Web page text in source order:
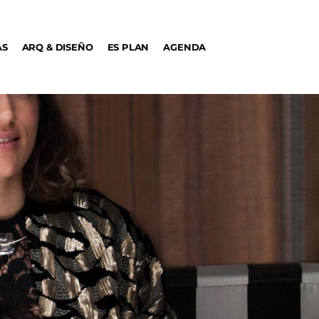
ARQ & DISEÑO ES PLAN AGENDA